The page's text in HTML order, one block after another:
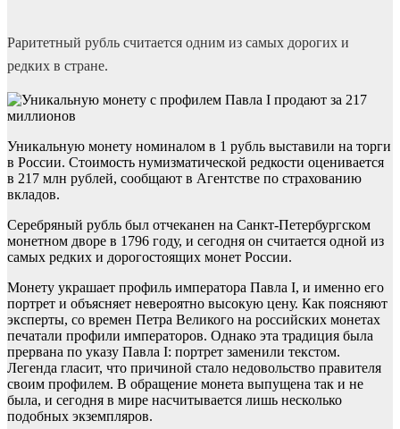
Раритетный рубль считается одним из самых дорогих и
редких в стране.
Уникальную монету номиналом в 1 рубль выставили на торги
в России. Стоимость нумизматической редкости оценивается
в 217 млн рублей, сообщают в Агентстве по страхованию
вкладов.
Серебряный рубль был отчеканен на Санкт-Петербургском
монетном дворе в 1796 году, и сегодня он считается одной из
самых редких и дорогостоящих монет России.
Монету украшает профиль императора Павла I, и именно его
портрет и объясняет невероятно высокую цену. Как поясняют
эксперты, со времен Петра Великого на российских монетах
печатали профили императоров. Однако эта традиция была
прервана по указу Павла I: портрет заменили текстом.
Легенда гласит, что причиной стало недовольство правителя
своим профилем. В обращение монета выпущена так и не
была, и сегодня в мире насчитывается лишь несколько
подобных экземпляров.